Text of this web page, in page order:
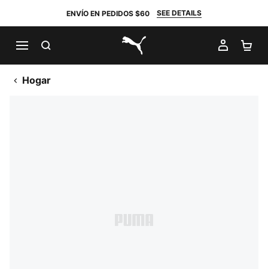
ENVÍO EN PEDIDOS $60 SEE DETAILS
PUMA.com
MI
Hogar